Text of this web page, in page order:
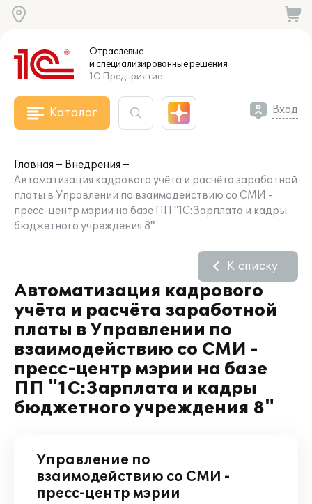
Отраслевые
и специализированныерешения
1С:Предприятие
Каталог Вход
Главная
Внедрения
Автоматизация кадрового учёта и расчёта заработной
платы в Управлении по взаимодействию со СМИ -
пресс-центр мэрии на базе ПП "1С:Зарплата и кадры
бюджетного учреждения 8"
Автоматизация кадрового
учёта и расчёта заработной
платы в Управлении по
взаимодействию со СМИ -
пресс-центр мэрии на базе
ПП "1С:Зарплата и кадры
бюджетного учреждения 8"
К списку
Управление по
взаимодействию со СМИ -
пресс-центр мэрии